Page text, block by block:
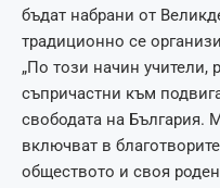
бъдат набрани от
традиционно се
„По този начин учители,
съпричастни към
свободата на България.
включват в
обществото и своя